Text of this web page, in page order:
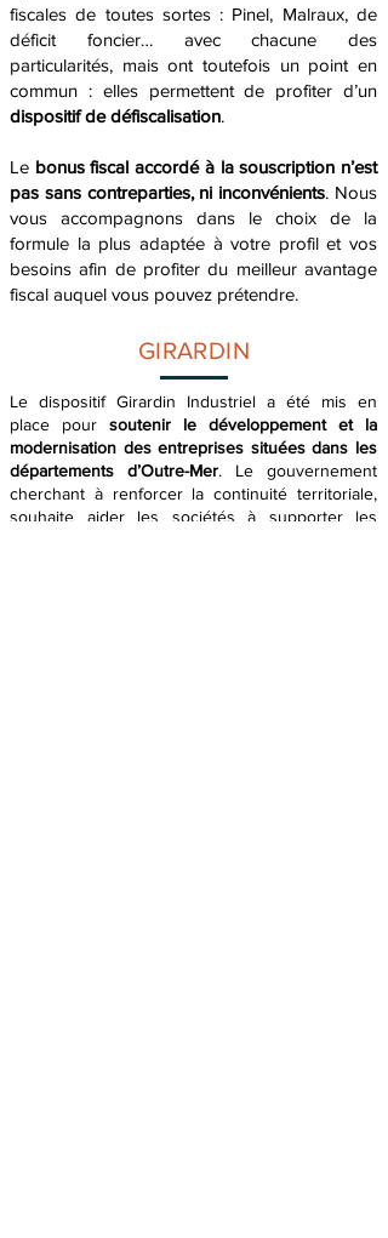
fiscales de toutes sortes : Pinel, Malraux, de
déficit foncier… avec chacune des
particularités, mais ont toutefois un point en
commun : elles permettent de profiter d’un
dispositif de défiscalisation.
Le bonus fiscal accordé à la souscription n’est
pas sans contreparties, ni inconvénients. Nous
vous accompagnons dans le choix de la
formule la plus adaptée à votre profil et vos
besoins afin de profiter du meilleur avantage
fiscal auquel vous pouvez prétendre.
GIRARDIN
Le dispositif Girardin Industriel a été mis en
place pour soutenir le développement et la
modernisation des entreprises situées dans les
départements d’Outre-Mer. Le gouvernement
cherchant à renforcer la continuité territoriale,
souhaite aider les sociétés à supporter les